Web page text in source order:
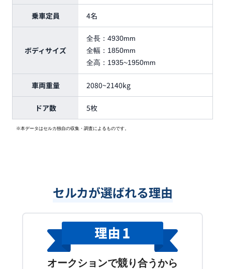
乗車定員 4名
ボディサイズ
全長： 4930mm
全幅： 1850mm
全高： 1935~1950mm
車両重量 2080~2140kg
ドア数 5枚
※本データはセルカ独自の収集・調査によるものです。
セルカが選ばれる理由
オークションで競り合うから